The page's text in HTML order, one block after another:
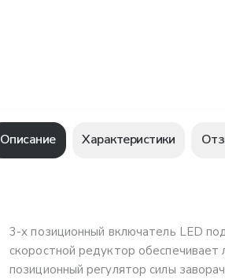
Описание Характеристики
3-х позиционный включатель LED
скоростной редуктор
позиционный регулятор силы